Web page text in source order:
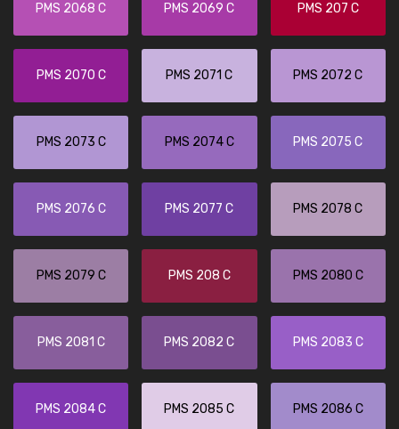
PMS 2068 C PMS 2069 C PMS 207 C
PMS 2070 C PMS 2071 C PMS 2072 C
PMS 2073 C PMS 2074 C PMS 2075 C
PMS 2076 C PMS 2077 C PMS 2078 C
PMS 2079 C PMS 208 C PMS 2080 C
PMS 2081 C PMS 2082 C PMS 2083 C
PMS 2084 C PMS 2085 C PMS 2086 C